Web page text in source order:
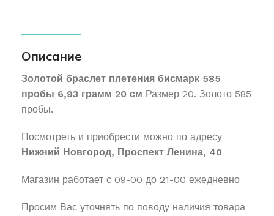
Описание
Золотой браслет плетения бисмарк 585
пробы 6,93 грамм 20 см Размер 20. Золото 585
пробы.
Посмотреть и приобрести можно по адресу
Нижний Новгород, Проспект Ленина, 40
Магазин работает с 09-00 до 21-00 ежедневно
Просим Вас уточнять по поводу наличия товара